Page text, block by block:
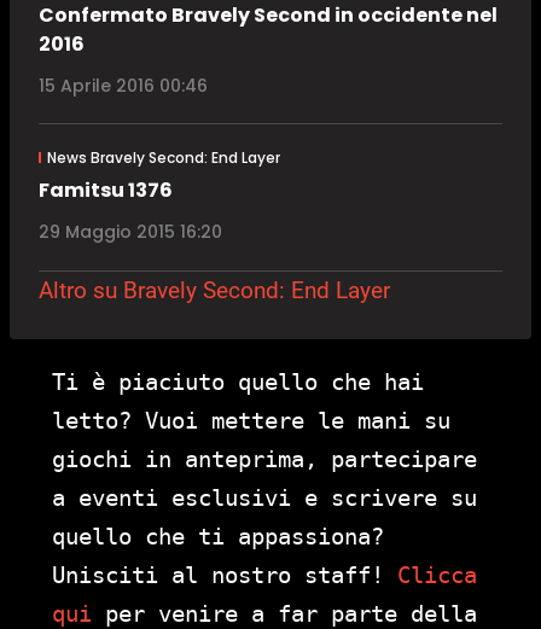
Confermato Bravely Second in occidente nel
2016
15 Aprile 2016 00:46
News Bravely Second: End Layer
Famitsu 1376
29 Maggio 2015 16:20
Altro su Bravely Second: End Layer
Ti è piaciuto quello che hai
letto? Vuoi mettere le mani su
giochi in anteprima, partecipare
a eventi esclusivi e scrivere su
quello che ti appassiona?
Unisciti al nostro staff! Clicca
qui per venire a far parte della